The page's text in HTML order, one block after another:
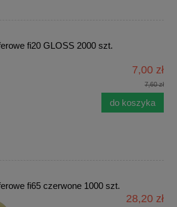
fi20 GLOSS 2000 szt.
7,00 zł
7,60 zł
do koszyka
fi65 czerwone 1000 szt.
28,20 zł